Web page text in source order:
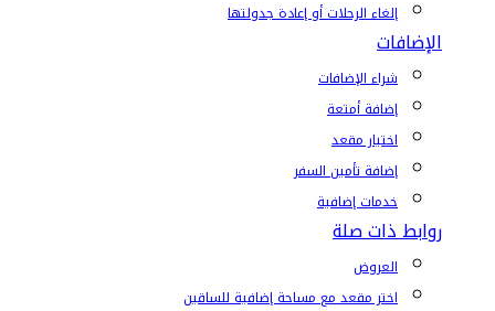
إلغاء الرحلات أو إعادة جدولتها
الإضافات
شراء الإضافات
إضافة أمتعة
اختيار مقعد
إضافة تأمين السفر
خدمات إضافية
روابط ذات صلة
العروض
اختر مقعد مع مساحة إضافية للساقين